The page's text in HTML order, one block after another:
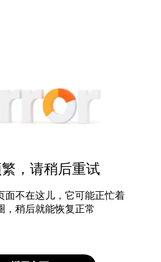
，请稍后重试
面不在这儿，它可能正忙着
，稍后就能恢复正常